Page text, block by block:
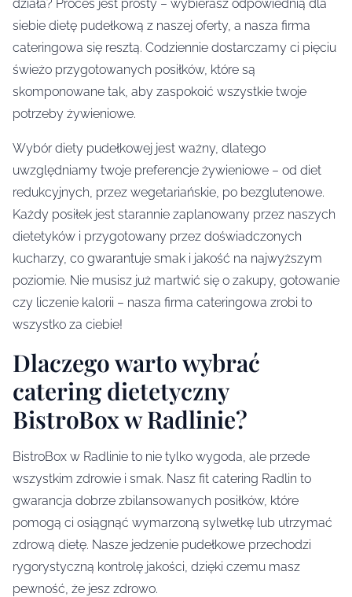
działa? Proces jest prosty – wybierasz odpowiednią dla
siebie dietę pudełkową z naszej oferty, a nasza firma
cateringowa się resztą. Codziennie dostarczamy ci pięciu
świeżo przygotowanych posiłków, które są
skomponowane tak, aby zaspokoić wszystkie twoje
potrzeby żywieniowe.
Wybór diety pudełkowej jest ważny, dlatego
uwzględniamy twoje preferencje żywieniowe – od diet
redukcyjnych, przez wegetariańskie, po bezglutenowe.
Każdy posiłek jest starannie zaplanowany przez naszych
dietetyków i przygotowany przez doświadczonych
kucharzy, co gwarantuje smak i jakość na najwyższym
poziomie. Nie musisz już martwić się o zakupy, gotowanie
czy liczenie kalorii – nasza firma cateringowa zrobi to
wszystko za ciebie!
Dlaczego warto wybrać
catering dietetyczny
BistroBox w Radlinie?
BistroBox w Radlinie to nie tylko wygoda, ale przede
wszystkim zdrowie i smak. Nasz fit catering Radlin to
gwarancja dobrze zbilansowanych posiłków, które
pomogą ci osiągnąć wymarzoną sylwetkę lub utrzymać
zdrową dietę. Nasze jedzenie pudełkowe przechodzi
rygorystyczną kontrolę jakości, dzięki czemu masz
pewność, że jesz zdrowo.